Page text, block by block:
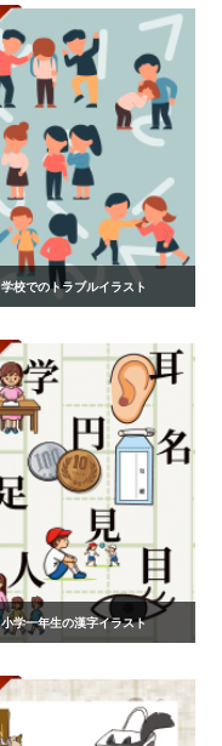
学校でのトラブルイラスト
小学一年生の漢字イラスト